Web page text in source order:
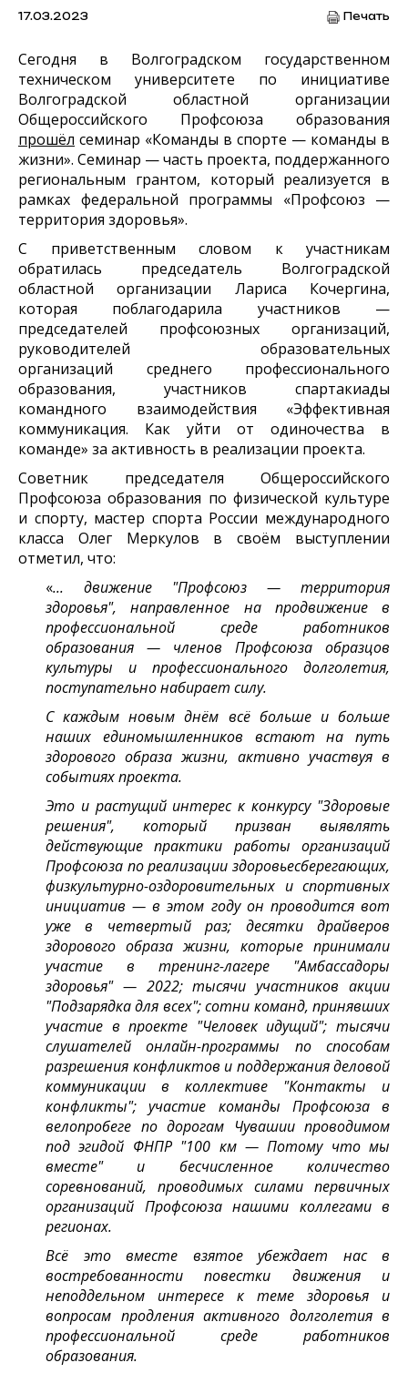
17.03.2023 Печать
Сегодня в Волгоградском государственном
техническом университете по инициативе
Волгоградской областной организации
Общероссийского Профсоюза образования
прошёл семинар «Команды в спорте — команды в
жизни». Семинар — часть проекта, поддержанного
региональным грантом, который реализуется в
рамках федеральной программы «Профсоюз —
территория здоровья».
С приветственным словом к участникам
обратилась председатель Волгоградской
областной организации Лариса Кочергина,
которая поблагодарила участников —
председателей профсоюзных организаций,
руководителей образовательных
организаций среднего профессионального
образования, участников спартакиады
командного взаимодействия «Эффективная
коммуникация. Как уйти от одиночества в
команде» за активность в реализации проекта.
Советник председателя Общероссийского
Профсоюза образования по физической культуре
и спорту, мастер спорта России международного
класса Олег Меркулов в своём выступлении
отметил, что:
«... движение "Профсоюз — территория
здоровья", направленное на продвижение в
профессиональной среде работников
образования — членов Профсоюза образцов
культуры и профессионального долголетия,
поступательно набирает силу.
С каждым новым днём всё больше и больше
наших единомышленников встают на путь
здорового образа жизни, активно участвуя в
событиях проекта.
Это и растущий интерес к конкурсу "Здоровые
решения", который призван выявлять
действующие практики работы организаций
Профсоюза по реализации здоровьесберегающих,
физкультурно-оздоровительных и спортивных
инициатив — в этом году он проводится вот
уже в четвертый раз; десятки драйверов
здорового образа жизни, которые принимали
участие в тренинг-лагере "Амбассадоры
здоровья" — 2022; тысячи участников акции
"Подзарядка для всех"; сотни команд, принявших
участие в проекте "Человек идущий"; тысячи
слушателей онлайн-программы по способам
разрешения конфликтов и поддержания деловой
коммуникации в коллективе "Контакты и
конфликты"; участие команды Профсоюза в
велопробеге по дорогам Чувашии проводимом
под эгидой ФНПР "100 км — Потому что мы
вместе" и бесчисленное количество
соревнований, проводимых силами первичных
организаций Профсоюза нашими коллегами в
регионах.
Всё это вместе взятое убеждает нас в
востребованности повестки движения и
неподдельном интересе к теме здоровья и
вопросам продления активного долголетия в
профессиональной среде работников
образования.